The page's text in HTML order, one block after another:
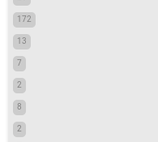
172
13
7
2
8
2